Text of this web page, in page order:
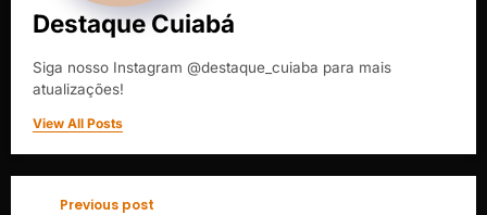
Destaque Cuiabá
Siga nosso Instagram @destaque_cuiaba para mais
atualizações!
View All Posts
Previous post